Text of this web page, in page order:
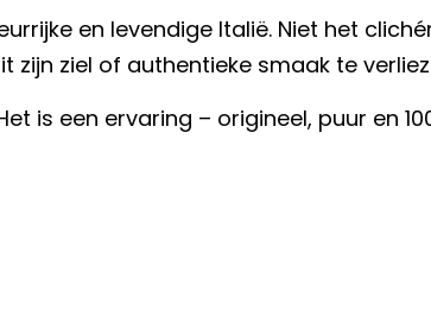
en levendige Italië. Niet het
ziel of authentieke smaak te
is een ervaring – origineel, puur en